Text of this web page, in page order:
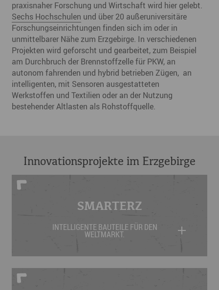
praxisnaher Forschung und Wirtschaft wird hier gelebt.
Sechs Hochschulen und über 20 außeruniversitäre
Forschungseinrichtungen finden sich im oder in
unmittelbarer Nähe zum Erzgebirge. In verschiedenen
Projekten wird geforscht und gearbeitet, zum Beispiel
am Durchbruch der Brennstoffzelle für PKW, an
autonom fahrenden und hybrid betrieben Zügen, an
intelligenten, mit Sensoren ausgestatteten
Werkstoffen und Textilien oder an der Nutzung
bestehender Altlasten als Rohstoffquelle.
Innovationsprojekte im Erzgebirge
SMARTERZ
INTELLIGENTE BAUTEILE FÜR DEN
WELTMARKT.